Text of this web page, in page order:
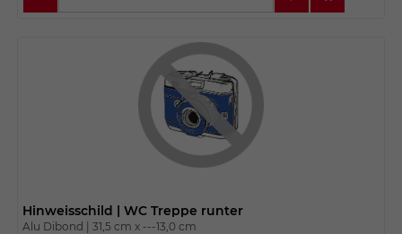
Hinweisschild | WC Treppe runter
Alu Dibond | 31,5 cm x ---13,0 cm